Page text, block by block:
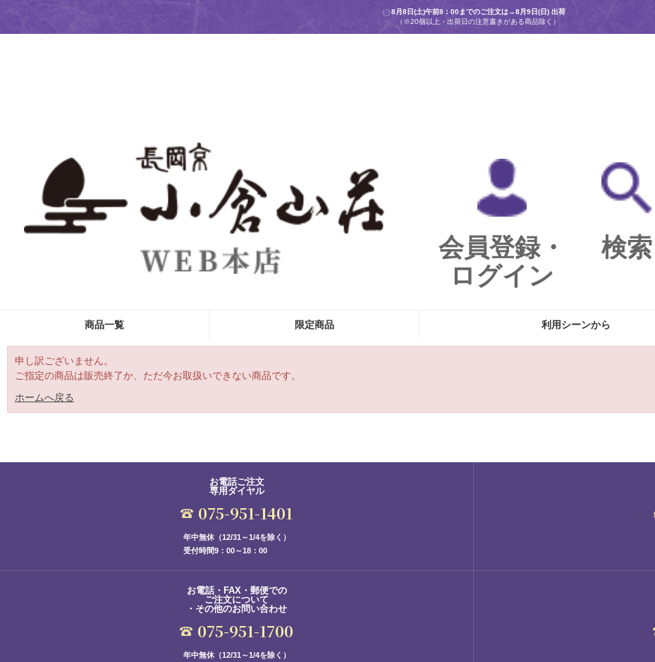
8月8日(土)午前8：00までのご注文は→8月9日(日) 出荷
（※20個以上・出荷日の注意書きがある商品除く）
会員登録・
ログイン
検索
商品一覧 限定商品 利用シーンから
申し訳ございません。
ご指定の商品は販売終了か、ただ今お取扱いできない商品です。
ホームへ戻る
お電話ご注文
専用ダイヤル
075-951-1401
年中無休（12/31～1/4を除く）
受付時間9：00～18：00
お電話・FAX・郵便での
ご注文について
・その他のお問い合わせ
075-951-1700
年中無休（12/31～1/4を除く）